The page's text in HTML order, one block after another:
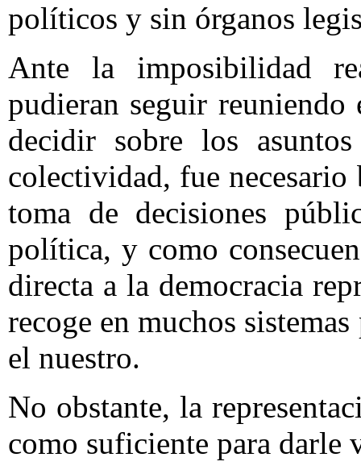
políticos y sin órganos
Ante la imposibilidad
pudieran seguir
decidir sobre los
colectividad, fue
toma de decisiones
política, y como
directa a la democracia
recoge en muchos
el nuestro.
No obstante, la
como suficiente para darle